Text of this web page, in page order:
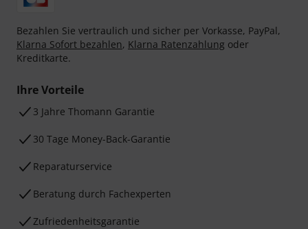
Bezahlen Sie vertraulich und sicher per Vorkasse, PayPal,
Klarna Sofort bezahlen, Klarna Ratenzahlung oder
Kreditkarte.
Ihre Vorteile
3 Jahre Thomann Garantie
30 Tage Money-Back-Garantie
Reparaturservice
Beratung durch Fachexperten
Zufriedenheitsgarantie